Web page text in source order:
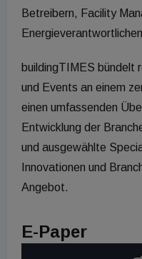
Betreibern, Facility
buildingTIMES bündelt
und Events an einem
einen umfassenden
Entwicklung der
und ausgewählte
Innovationen und
Angebot.
E-Paper